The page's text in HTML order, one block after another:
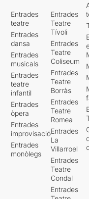
Entrades
teatre
Entrades
dansa
Entrades
musicals
Entrades
teatre
infantil
Entrades
òpera
Entrades
improvisació
Entrades
monòlegs
Entrades
Teatre
Tívoli
Entrades
Teatre
Coliseum
Entrades
Teatre
Borràs
Entrades
Teatre
Romea
Entrades
La
Villarroel
Entrades
Teatre
Condal
Entrades